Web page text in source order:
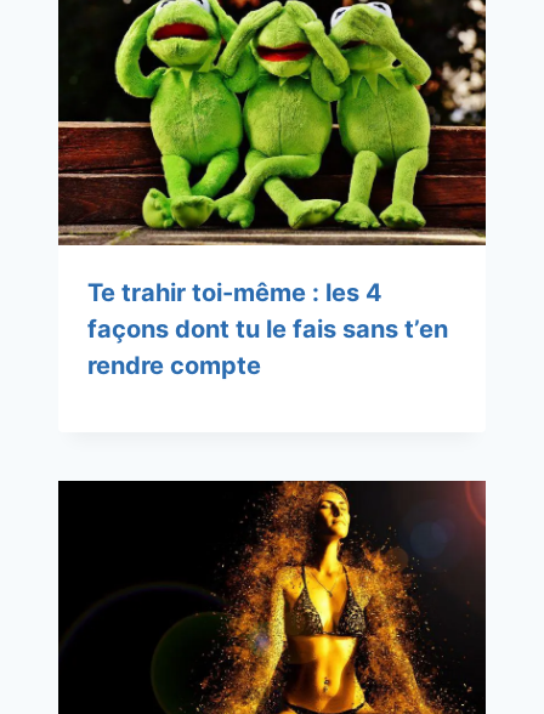
Te trahir toi-même : les 4
façons dont tu le fais sans t’en
rendre compte